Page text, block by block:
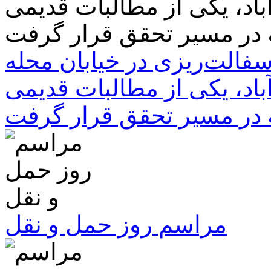
در خیابان محله
یکی از مطالبات قدیمی
در مسیر تحقق قرار گرفت
مراسم روز حمل و نقل